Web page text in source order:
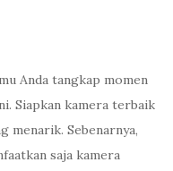
Anda tangkap momen
Siapkan kamera terbaik
menarik. Sebenarnya,
saja kamera